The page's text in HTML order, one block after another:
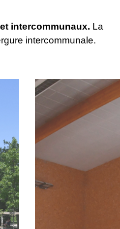
intercommunaux. La
intercommunale.